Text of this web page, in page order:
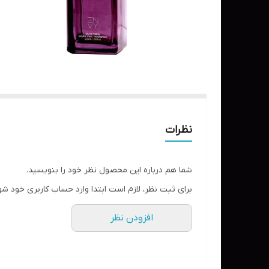
نظرات
شما هم درباره این محصول نظر خود را بنویسید.
برای ثبت نظر، لازم است ابتدا وارد حساب کاربری خود
افزودن نظر